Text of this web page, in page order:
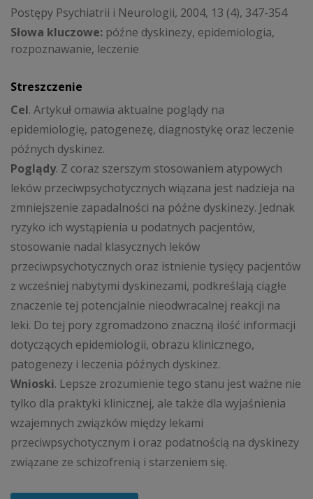
Postępy Psychiatrii i Neurologii, 2004, 13 (4), 347-354
Słowa kluczowe: późne dyskinezy, epidemiologia,
rozpoznawanie, leczenie
Streszczenie
Cel. Artykuł omawia aktualne poglądy na
epidemiologię, patogenezę, diagnostykę oraz leczenie
późnych dyskinez.
Poglądy. Z coraz szerszym stosowaniem atypowych
leków przeciwpsychotycznych wiązana jest nadzieja na
zmniejszenie zapadalności na późne dyskinezy. Jednak
ryzyko ich wystąpienia u podatnych pacjentów,
stosowanie nadal klasycznych leków
przeciwpsychotycznych oraz istnienie tysięcy pacjentów
z wcześniej nabytymi dyskinezami, podkreślają ciągłe
znaczenie tej potencjalnie nieodwracalnej reakcji na
leki. Do tej pory zgromadzono znaczną ilość informacji
dotyczących epidemiologii, obrazu klinicznego,
patogenezy i leczenia późnych dyskinez.
Wnioski. Lepsze zrozumienie tego stanu jest ważne nie
tylko dla praktyki klinicznej, ale także dla wyjaśnienia
wzajemnych związków między lekami
przeciwpsychotycznym i oraz podatnością na dyskinezy
związane ze schizofrenią i starzeniem się.